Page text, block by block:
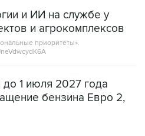
приоритеты».
1 июля 2027 года